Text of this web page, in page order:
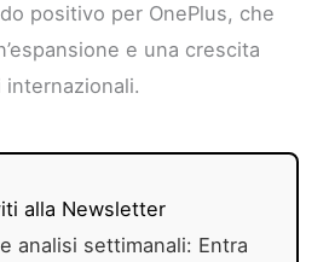
positivo per OnePlus, che
e una crescita
alla Newsletter
analisi settimanali: Entra